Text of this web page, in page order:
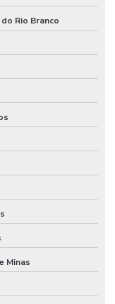
Rio Branco
Minas